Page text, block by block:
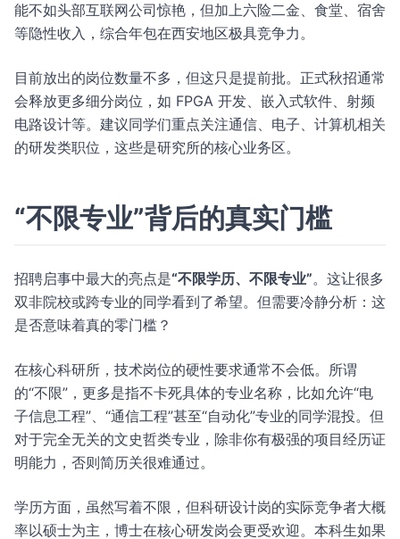
能不如头部互联网公司惊艳，但加上六险二金、食堂、宿舍
等隐性收入，综合年包在西安地区极具竞争力。
目前放出的岗位数量不多，但这只是提前批。正式秋招通常
会释放更多细分岗位，如 FPGA 开发、嵌入式软件、射频
电路设计等。建议同学们重点关注通信、电子、计算机相关
的研发类职位，这些是研究所的核心业务区。
“不限专业”背后的真实门槛
招聘启事中最大的亮点是“不限学历、不限专业”。这让很多
双非院校或跨专业的同学看到了希望。但需要冷静分析：这
是否意味着真的零门槛？
在核心科研所，技术岗位的硬性要求通常不会低。所谓
的“不限”，更多是指不卡死具体的专业名称，比如允许“电
子信息工程”、“通信工程”甚至“自动化”专业的同学混投。但
对于完全无关的文史哲类专业，除非你有极强的项目经历证
明能力，否则简历关很难通过。
学历方面，虽然写着不限，但科研设计岗的实际竞争者大概
率以硕士为主，博士在核心研发岗会更受欢迎。本科生如果